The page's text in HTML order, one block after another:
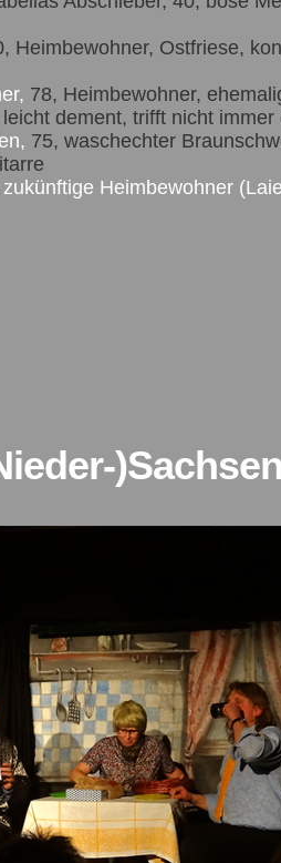
)Sachsen
Heimbewohner, Ostfriese,
78, Heimbewohner,
dement, trifft nicht immer
75, waschechter
Heimbewohner